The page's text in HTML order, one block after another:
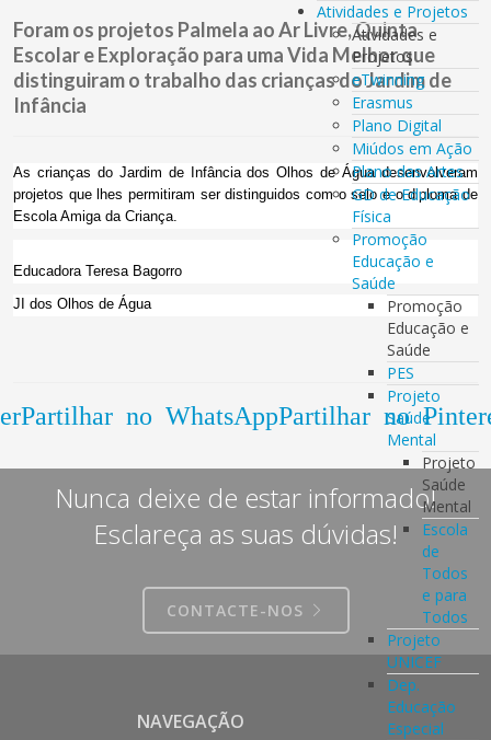
Atividades e Projetos
Atividades e
Projetos
eTwinning
Erasmus
Plano Digital
Miúdos em Ação
Plano das Artes
GD de Educação
Física
Promoção
Educação e
Saúde
Promoção
Educação e
Saúde
PES
Projeto
Saúde
Mental
Projeto
Saúde
Mental
Escola
de
Todos
e para
Todos
Projeto
UNICEF
Dep.
Educação
Especial
Foram os projetos Palmela ao Ar Livre, Quinta
Escolar e Exploração para uma Vida Melhor que
distinguiram o trabalho das crianças do Jardim de
Infância
As crianças do Jardim de Infância dos Olhos de Água desenvolveram
projetos que lhes permitiram ser distinguidos com o selo e o diploma de
Escola Amiga da Criança.
Educadora Teresa Bagorro
JI dos Olhos de Água
Partilhar no WhatsAppPartilhar no
Nunca deixe de estar informado!
Esclareça as suas dúvidas!
CONTACTE-NOS
NAVEGAÇÃO